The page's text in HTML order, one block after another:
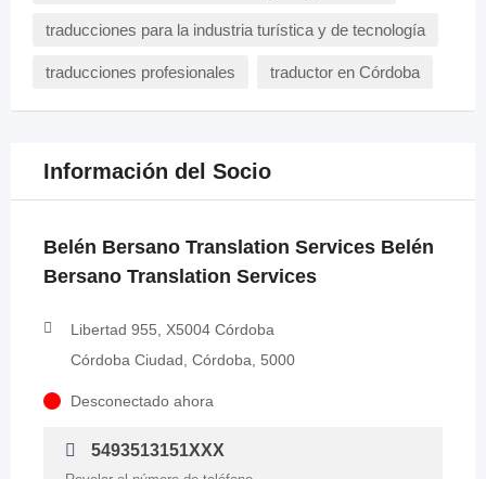
traducciones para la industria turística y de tecnología
traducciones profesionales traductor en Córdoba
Información del Socio
Belén Bersano Translation Services Belén
Bersano Translation Services
Libertad 955, X5004 Córdoba
Córdoba Ciudad, Córdoba, 5000
Desconectado ahora
5493513151XXX